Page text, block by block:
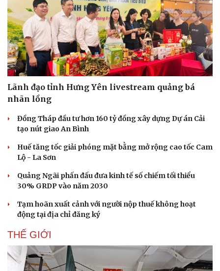
Doanh nghiệp
Thông tin doanh nghiệp
Công nghệ
Sành điệu
Lãnh đạo tỉnh Hưng Yên livestream quảng bá
nhãn lồng
Đồng Tháp đầu tư hơn 160 tỷ đồng xây dựng Dự án Cải
tạo nút giao An Bình
Huế tăng tốc giải phóng mặt bằng mở rộng cao tốc Cam
Lộ - La Sơn
Quảng Ngãi phấn đấu đưa kinh tế số chiếm tối thiểu
30% GRDP vào năm 2030
Tạm hoãn xuất cảnh với người nộp thuế không hoạt
động tại địa chỉ đăng ký
THẾ GIỚI